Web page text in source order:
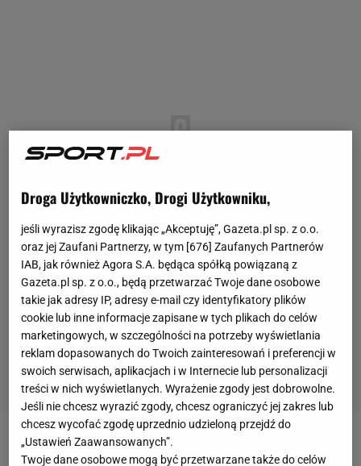
Dekadę temuWisławygrała w Rydze 2:1, a w
Droga Użytkowniczko, Drogi Użytkowniku,
jeśli wyrazisz zgodę klikając „Akceptuję”, Gazeta.pl sp. z o.o.
oraz jej Zaufani Partnerzy, w tym [676] Zaufanych Partnerów
IAB, jak również Agora S.A. będąca spółką powiązaną z
Gazeta.pl sp. z o.o., będą przetwarzać Twoje dane osobowe
takie jak adresy IP, adresy e-mail czy identyfikatory plików
cookie lub inne informacje zapisane w tych plikach do celów
marketingowych, w szczególności na potrzeby wyświetlania
reklam dopasowanych do Twoich zainteresowań i preferencji w
swoich serwisach, aplikacjach i w Internecie lub personalizacji
treści w nich wyświetlanych. Wyrażenie zgody jest dobrowolne.
Jeśli nie chcesz wyrazić zgody, chcesz ograniczyć jej zakres lub
chcesz wycofać zgodę uprzednio udzieloną przejdź do
„Ustawień Zaawansowanych”.
Twoje dane osobowe mogą być przetwarzane także do celów